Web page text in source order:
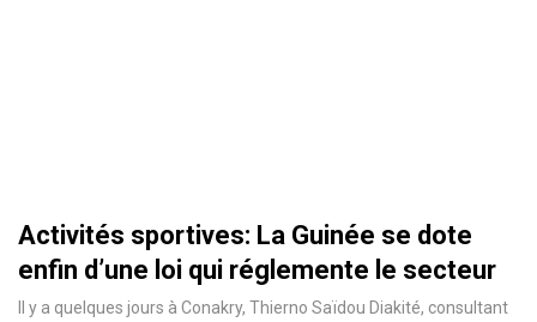
Activités sportives: La Guinée se dote
enfin d’une loi qui réglemente le secteur
Il y a quelques jours à Conakry, Thierno Saïdou Diakité, consultant